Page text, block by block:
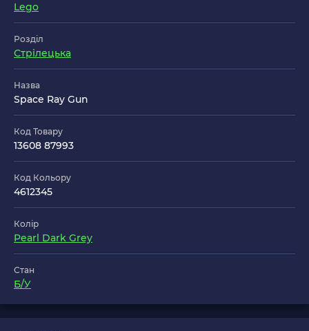
Lego
Розділ
Стрілецька
Назва
Space Ray Gun
Код Товару
13608 87993
Код Кольору
4612345
Колір
Pearl Dark Grey
Стан
Б/У